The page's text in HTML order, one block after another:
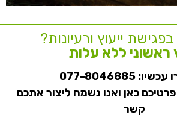
בפגישת ייעוץ ורעיונות?
ראשוני ללא עלות
עכשיו:077-8046885
כאן ואנו נשמח ליצור אתכם
קשר